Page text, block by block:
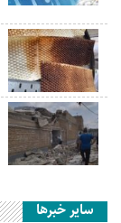
سایر خبرها